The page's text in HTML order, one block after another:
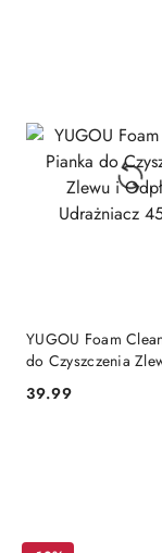
YUGOU Foam
do Czyszczenia
Odpływu
Cena:
39.99
Pomiń